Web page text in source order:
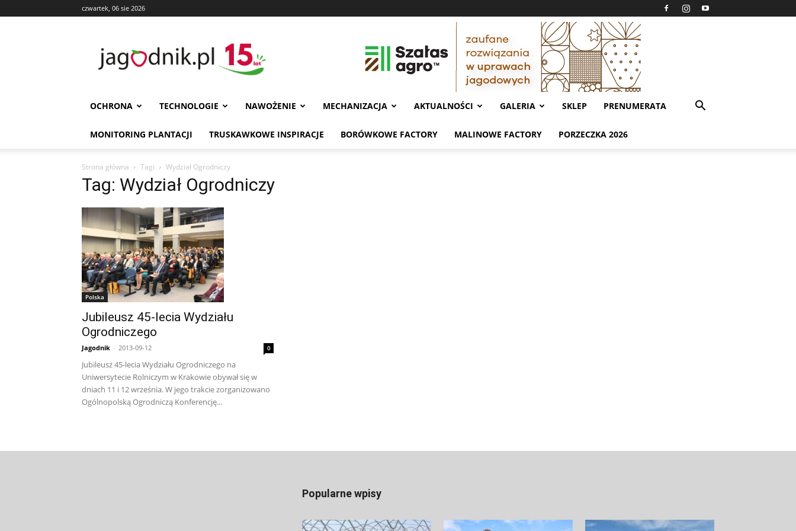
czwartek, 06 sie 2026
OCHRONA TECHNOLOGIE NAWOŻENIE MECHANIZACJA AKTUALNOŚCI GALERIA SKLEP PRENUMERATA
MONITORING PLANTACJI TRUSKAWKOWE INSPIRACJE BORÓWKOWE FACTORY MALINOWE FACTORY PORZECZKA 2026
Strona główna Tagi Wydział Ogrodniczy
Tag: Wydział Ogrodniczy
Polska
Jubileusz 45-lecia Wydziału
Ogrodniczego
Jagodnik - 2013-09-12 0
Jubileusz 45-lecia Wydziału Ogrodniczego na
Uniwersytecie Rolniczym w Krakowie obywał się w
dniach 11 i 12 września. W jego trakcie zorganizowano
Ogólnopolską Ogrodniczą Konferencję...
Popularne wpisy